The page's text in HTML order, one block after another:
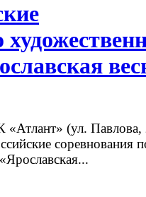
(ул. Павлова,
соревнования